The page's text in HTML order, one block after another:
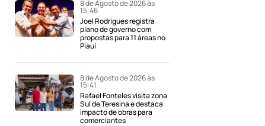
8 de Agosto de 2026 às
15:46
Joel Rodrigues registra
plano de governo com
propostas para 11 áreas no
Piauí
8 de Agosto de 2026 às
15:41
Rafael Fonteles visita zona
Sul de Teresina e destaca
impacto de obras para
comerciantes